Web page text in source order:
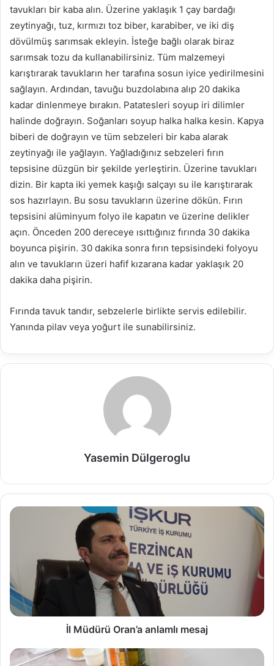
tavukları bir kaba alın. Üzerine yaklaşık 1 çay bardağı
zeytinyağı, tuz, kırmızı toz biber, karabiber, ve iki diş
dövülmüş sarımsak ekleyin. İsteğe bağlı olarak biraz
sarımsak tozu da kullanabilirsiniz. Tüm malzemeyi
karıştırarak tavukların her tarafına sosun iyice yedirilmesini
sağlayın. Ardından, tavuğu buzdolabına alıp 20 dakika
kadar dinlenmeye bırakın. Patatesleri soyup iri dilimler
halinde doğrayın. Soğanları soyup halka halka kesin. Kapya
biberi de doğrayın ve tüm sebzeleri bir kaba alarak
zeytinyağı ile yağlayın. Yağladığınız sebzeleri fırın
tepsisine düzgün bir şekilde yerleştirin. Üzerine tavukları
dizin. Bir kapta iki yemek kaşığı salçayı su ile karıştırarak
sos hazırlayın. Bu sosu tavukların üzerine dökün. Fırın
tepsisini alüminyum folyo ile kapatın ve üzerine delikler
açın. Önceden 200 dereceye ısıttığınız fırında 30 dakika
boyunca pişirin. 30 dakika sonra fırın tepsisindeki folyoyu
alın ve tavukların üzeri hafif kızarana kadar yaklaşık 20
dakika daha pişirin.
Fırında tavuk tandır, sebzelerle birlikte servis edilebilir.
Yanında pilav veya yoğurt ile sunabilirsiniz.
Yasemin Dülgeroglu
İl Müdürü Oran’a anlamlı mesaj